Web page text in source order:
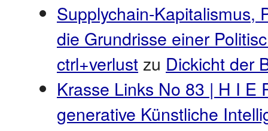
Supplychain-Kapitalismus,
die Grundrisse einer
ctrl+verlustzu Dickicht der
Krasse Links No 83 | H I E
generative Künstliche